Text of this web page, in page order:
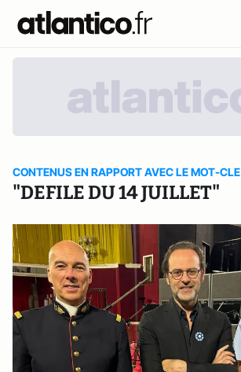
CONTENUS EN RAPPORT AVEC LE MOT-CLE
"DEFILE DU 14 JUILLET"